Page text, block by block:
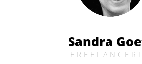
Sandra